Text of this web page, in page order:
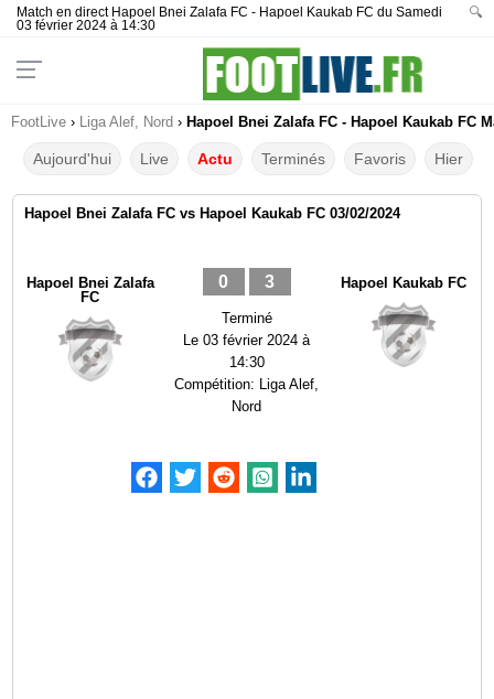
Match en direct Hapoel Bnei Zalafa FC - Hapoel Kaukab FC du Samedi
03 février 2024 à 14:30
🔍
FootLive › Liga Alef, Nord › Hapoel Bnei Zalafa FC - Hapoel Kaukab FC
Aujourd'hui Live Actu Terminés Favoris Hier
Hapoel Bnei Zalafa FC vs Hapoel Kaukab FC 03/02/2024
Hapoel Bnei Zalafa
FC
0 3
Terminé
Le03 février 2024 à
14:30
Compétition: Liga Alef,
Nord
Hapoel Kaukab FC